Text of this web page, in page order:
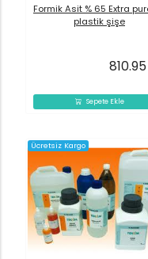
Sepete Ekle
Formik Asit % 65 Extra
plastik şişe
Ücretsiz Kargo